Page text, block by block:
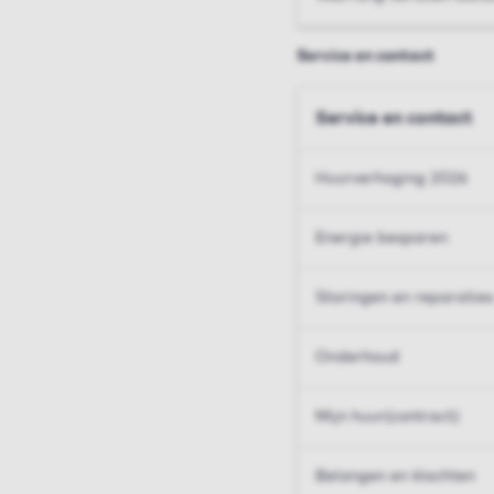
Service en contact
Service en contact
Huurverhoging 2026
Energie besparen
Storingen en reparaties
Onderhoud
Mijn huur(contract)
Belangen en klachten